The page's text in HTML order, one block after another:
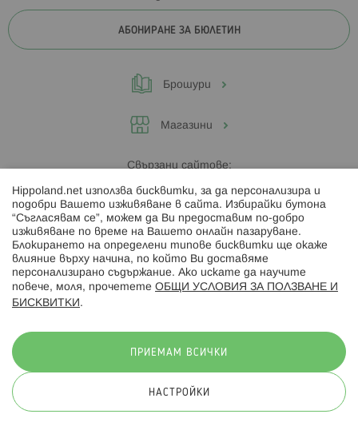
АБОНИРАНЕ ЗА БЮЛЕТИН
Брошури
Магазини
Свързани сайтове:
Hippoland.ro
Последвайте ни:
© 2026 Hippoland.net. Всички права запазени
Hippoland.net използва бисквитки, за да персонализира и
подобри Вашето изживяване в сайта. Избирайки бутона
“Съгласявам се”, можем да Ви предоставим по-добро
изживяване по време на Вашето онлайн пазаруване.
Блокирането на определени типове бисквитки ще окаже
влияние върху начина, по който Ви доставяме
персонализирано съдържание. Ако искате да научите
повече, моля, прочетете ОБЩИ УСЛОВИЯ ЗА ПОЛЗВАНЕ И
БИСКВИТКИ .
ПРИЕМАМ ВСИЧКИ
НАСТРОЙКИ